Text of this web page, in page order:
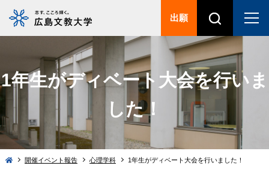
1年生がディベート大会を行いま
した！
開催イベント報告 心理学科 1年生がディベート大会を行いました！
出願